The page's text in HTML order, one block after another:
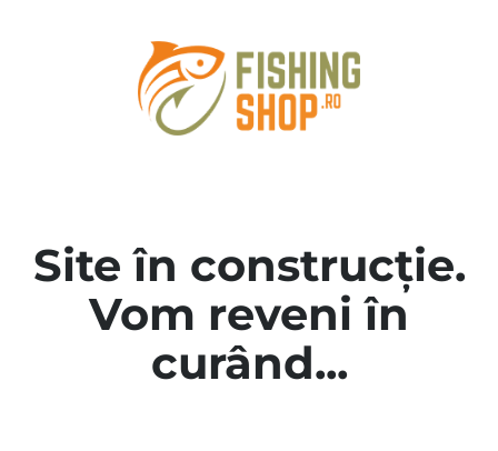
Site în construcție.
Vom reveni în
curând...